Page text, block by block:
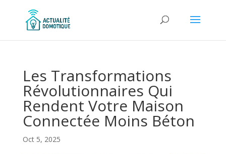
Les Transformations
Révolutionnaires Qui
Rendent Votre Maison
Connectée Moins Béton
Oct 5, 2025